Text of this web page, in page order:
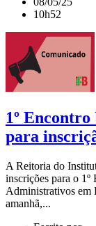
10h52
1º
para
A Reitoria do
inscrições para o
Administrativos em
amanhã,...